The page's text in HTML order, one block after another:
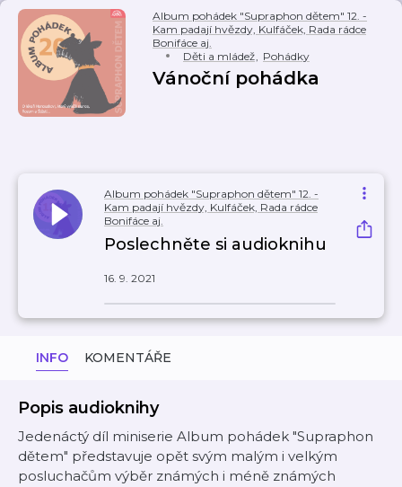
Album pohádek "Supraphon dětem" 12. -
Kam padají hvězdy, Kulfáček, Rada rádce
Bonifáce aj.
Děti a mládež, Pohádky
Vánoční pohádka
Album pohádek "Supraphon dětem" 12. -
Kam padají hvězdy, Kulfáček, Rada rádce
Bonifáce aj.
Poslechněte si audioknihu
16. 9. 2021
INFO KOMENTÁŘE
Popis audioknihy
Jedenáctý díl miniserie Album pohádek "Supraphon
dětem" představuje opět svým malým i velkým
posluchačům výběr známých i méně známých